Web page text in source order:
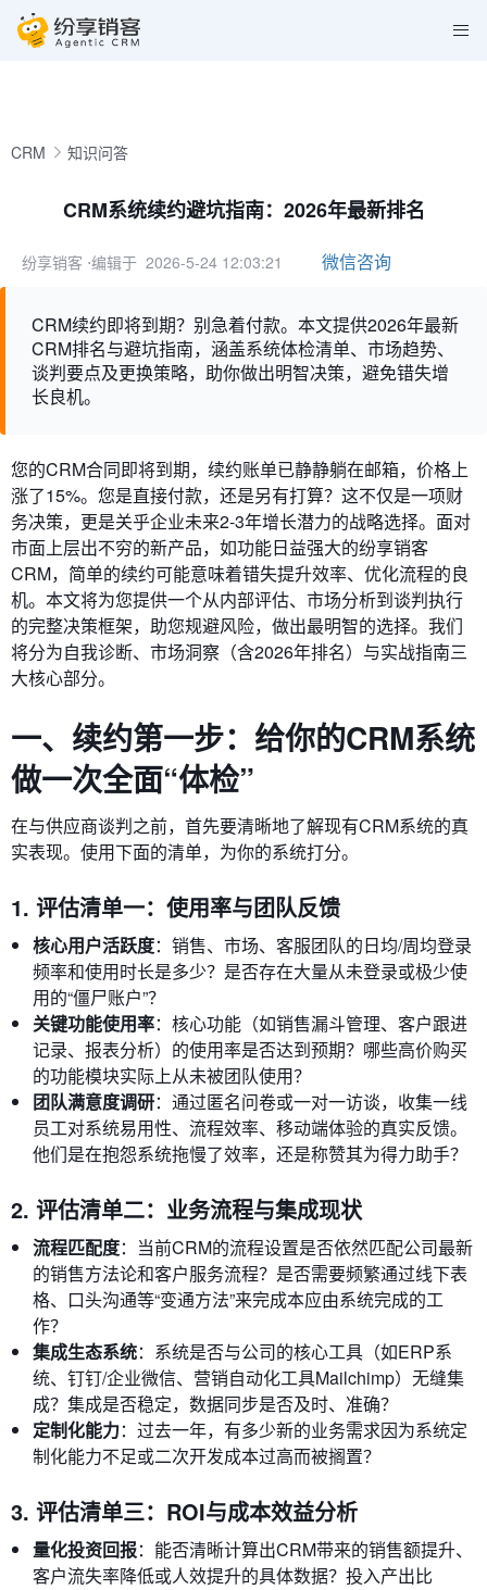
CRM 知识问答
CRM系统续约避坑指南：2026年最新排名
纷享销客 ⋅编辑于 2026-5-24 12:03:21 微信咨询
CRM续约即将到期？别急着付款。本文提供2026年最新
CRM排名与避坑指南，涵盖系统体检清单、市场趋势、
谈判要点及更换策略，助你做出明智决策，避免错失增
长良机。
您的CRM合同即将到期，续约账单已静静躺在邮箱，价格上
涨了15%。您是直接付款，还是另有打算？这不仅是一项财
务决策，更是关乎企业未来2-3年增长潜力的战略选择。面对
市面上层出不穷的新产品，如功能日益强大的纷享销客
CRM，简单的续约可能意味着错失提升效率、优化流程的良
机。本文将为您提供一个从内部评估、市场分析到谈判执行
的完整决策框架，助您规避风险，做出最明智的选择。我们
将分为自我诊断、市场洞察（含2026年排名）与实战指南三
大核心部分。
一、续约第一步：给你的CRM系统
做一次全面“体检”
在与供应商谈判之前，首先要清晰地了解现有CRM系统的真
实表现。使用下面的清单，为你的系统打分。
1. 评估清单一：使用率与团队反馈
核心用户活跃度：销售、市场、客服团队的日均/周均登录
频率和使用时长是多少？是否存在大量从未登录或极少使
用的“僵尸账户”？
关键功能使用率：核心功能（如销售漏斗管理、客户跟进
记录、报表分析）的使用率是否达到预期？哪些高价购买
的功能模块实际上从未被团队使用？
团队满意度调研：通过匿名问卷或一对一访谈，收集一线
员工对系统易用性、流程效率、移动端体验的真实反馈。
他们是在抱怨系统拖慢了效率，还是称赞其为得力助手？
2. 评估清单二：业务流程与集成现状
流程匹配度：当前CRM的流程设置是否依然匹配公司最新
的销售方法论和客户服务流程？是否需要频繁通过线下表
格、口头沟通等“变通方法”来完成本应由系统完成的工
作？
集成生态系统：系统是否与公司的核心工具（如ERP系
统、钉钉/企业微信、营销自动化工具Mailchimp）无缝集
成？集成是否稳定，数据同步是否及时、准确？
定制化能力：过去一年，有多少新的业务需求因为系统定
制化能力不足或二次开发成本过高而被搁置？
3. 评估清单三：ROI与成本效益分析
量化投资回报：能否清晰计算出CRM带来的销售额提升、
客户流失率降低或人效提升的具体数据？投入产出比